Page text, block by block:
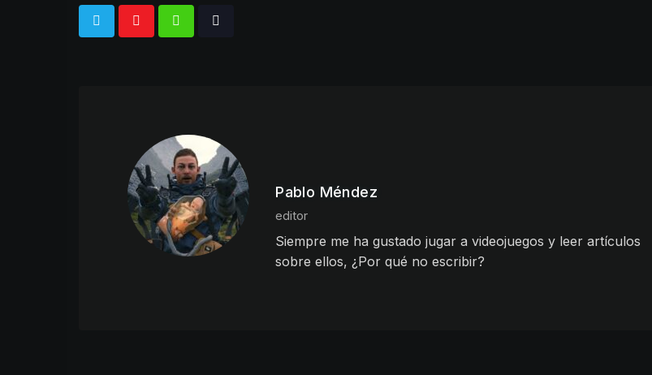
WhatsappTiktok
Pablo Méndez
editor
Siempre me ha gustado jugar a videojuegos y leer artículos
sobre ellos, ¿Por qué no escribir?